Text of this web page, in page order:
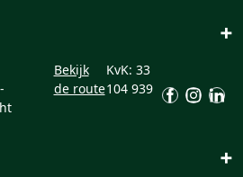
+
Bekijk
de route
KvK: 33
104 939
+